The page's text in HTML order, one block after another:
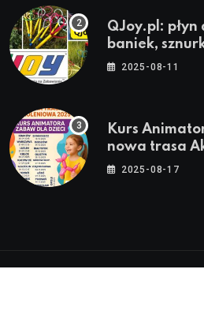
QJoy.pl:
baniek,
zestawy do
2025-08-11
Kurs
nowa trasa
– jesień 2025
2025-08-17